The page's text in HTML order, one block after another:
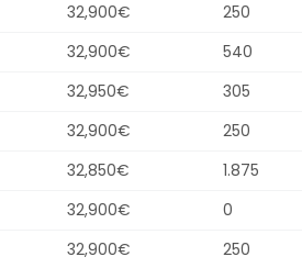
32,900€ 250
32,900€ 540
32,950€ 305
32,900€ 250
32,850€ 1.875
32,900€ 0
32,900€ 250